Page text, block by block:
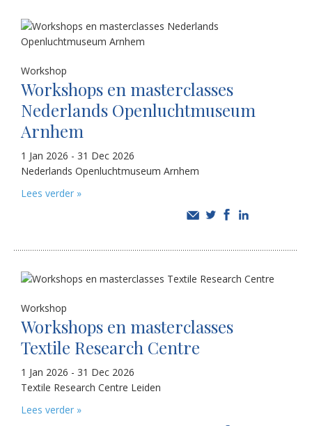
Workshop
Workshops en masterclasses
Nederlands Openluchtmuseum
Arnhem
1 Jan 2026 - 31 Dec 2026
Nederlands Openluchtmuseum Arnhem
Lees verder »
Workshop
Workshops en masterclasses
Textile Research Centre
1 Jan 2026 - 31 Dec 2026
Textile Research Centre Leiden
Lees verder »